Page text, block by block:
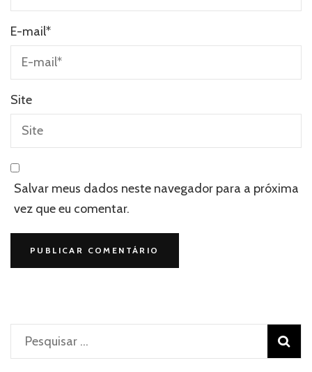
E-mail*
Site
Salvar meus dados neste navegador para a próxima
vez que eu comentar.
Pesquisar
por: